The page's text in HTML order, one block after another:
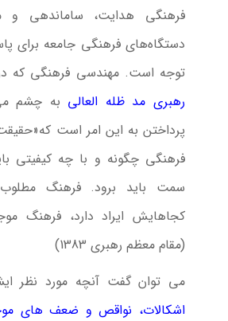
فرهنگی هدایت، ساماندهی و
دستگاه‌های فرهنگی جامعه برای
توجه است. مهندسی فرهنگی كه
رهبری مد ظله العالی به چشم
پرداختن به این امر است
فرهنگی چگونه و با چه كیفیتی
سمت باید برود. فرهنگ
كجاهایش ایراد دارد، فرهنگ
(مقام معظم رهبری 1383)
می توان گفت آنچه مورد نظر
اشكالات، نواقص و ضعف های